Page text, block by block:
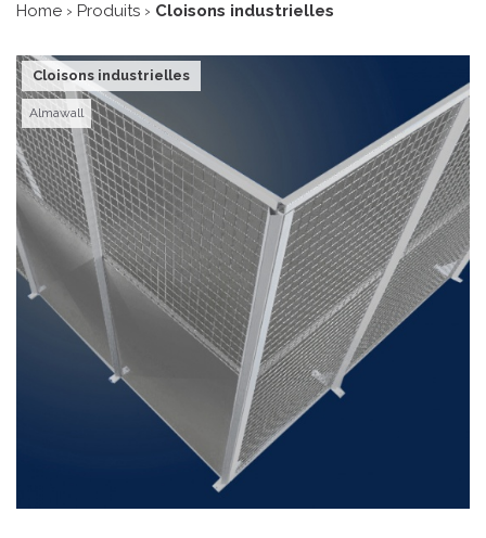
Home › Produits › Cloisons industrielles
Cloisons industrielles
Almawall